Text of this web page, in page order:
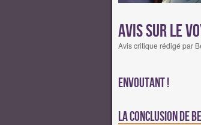
Avis sur Le
Avis critique rédigé par
Envoutant !
La conclusion de